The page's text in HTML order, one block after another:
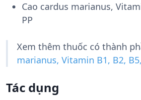
Cao cardus marianus,
PP
Xem thêm thuốc có thành
marianus, Vitamin B1, B2,
Tác dụng